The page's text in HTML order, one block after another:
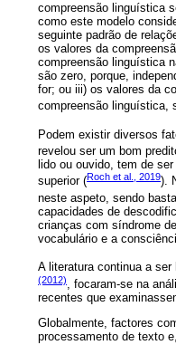
compreensão linguística
como este modelo
seguinte padrão de
os valores da
compreensão linguística
são zero, porque,
for; ou iii) os valores da
compreensão linguística,
Podem existir diversos
revelou ser um bom
lido ou ouvido, tem de
superior (Roch et al., 2019).
neste aspeto, sendo
capacidades de
crianças com síndrome
vocabulário e a
A literatura continua a
(2012), focaram-se na
recentes que
Globalmente, factores
processamento de texto